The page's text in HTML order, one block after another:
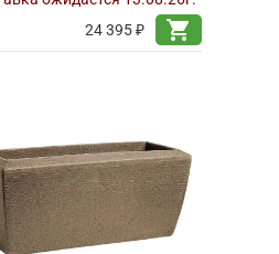
24 395 ₽
shopping_cart